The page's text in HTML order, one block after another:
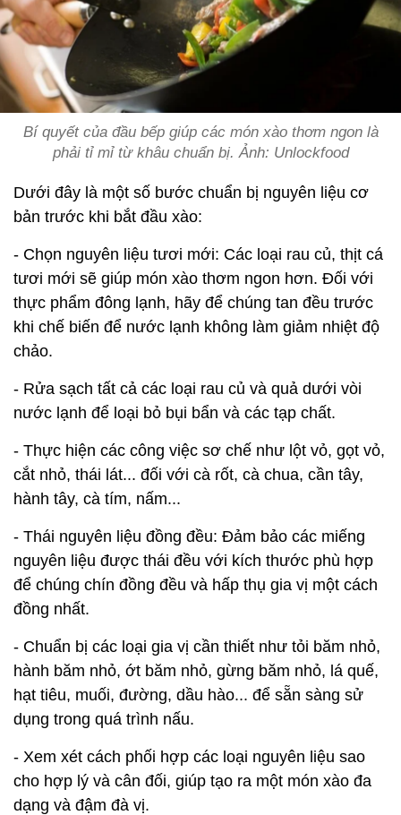
Bí quyết của đầu bếp giúp các món xào thơm ngon là
phải tỉ mỉ từ khâu chuẩn bị. Ảnh: Unlockfood
Dưới đây là một số bước chuẩn bị nguyên liệu cơ
bản trước khi bắt đầu xào:
- Chọn nguyên liệu tươi mới: Các loại rau củ, thịt cá
tươi mới sẽ giúp món xào thơm ngon hơn. Đối với
thực phẩm đông lạnh, hãy để chúng tan đều trước
khi chế biến để nước lạnh không làm giảm nhiệt độ
chảo.
- Rửa sạch tất cả các loại rau củ và quả dưới vòi
nước lạnh để loại bỏ bụi bẩn và các tạp chất.
- Thực hiện các công việc sơ chế như lột vỏ, gọt vỏ,
cắt nhỏ, thái lát... đối với cà rốt, cà chua, cần tây,
hành tây, cà tím, nấm...
- Thái nguyên liệu đồng đều: Đảm bảo các miếng
nguyên liệu được thái đều với kích thước phù hợp
để chúng chín đồng đều và hấp thụ gia vị một cách
đồng nhất.
- Chuẩn bị các loại gia vị cần thiết như tỏi băm nhỏ,
hành băm nhỏ, ớt băm nhỏ, gừng băm nhỏ, lá quế,
hạt tiêu, muối, đường, dầu hào... để sẵn sàng sử
dụng trong quá trình nấu.
- Xem xét cách phối hợp các loại nguyên liệu sao
cho hợp lý và cân đối, giúp tạo ra một món xào đa
dạng và đậm đà vị.